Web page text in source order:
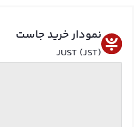
نمودار خرید جاست
JUST (JST)